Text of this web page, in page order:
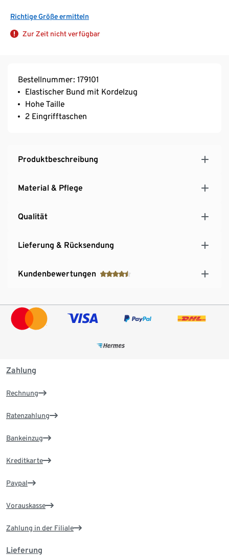
Richtige Größe ermitteln
Zur Zeit nicht verfügbar
Bestellnummer: 179101
Elastischer Bund mit Kordelzug
Hohe Taille
2 Eingrifftaschen
Produktbeschreibung
Material & Pflege
Qualität
Lieferung & Rücksendung
Kundenbewertungen
Zahlung
Rechnung
Ratenzahlung
Bankeinzug
Kreditkarte
Paypal
Vorauskasse
Zahlung in der Filiale
Lieferung